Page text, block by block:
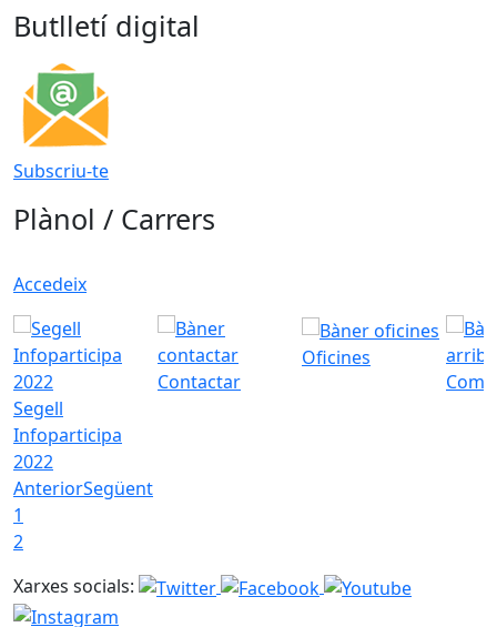
Butlletí digital
Subscriu-te
Plànol / Carrers
Accedeix
Segell
Infoparticipa
2022
Contactar
Oficines
Com
AnteriorSegüent
1
2
Xarxes socials: